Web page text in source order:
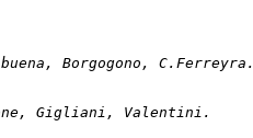
Borgogono, C.Ferreyra.
Gigliani, Valentini.